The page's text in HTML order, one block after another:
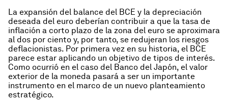
La expansión del balance del BCE y la depreciación
deseada del euro deberían contribuir a que la tasa de
inflación a corto plazo de la zona del euro se aproximara
al dos por ciento y, por tanto, se redujeran los riesgos
deflacionistas. Por primera vez en su historia, el BCE
parece estar aplicando un objetivo de tipos de interés.
Como ocurrió en el caso del Banco del Japón, el valor
exterior de la moneda pasará a ser un importante
instrumento en el marco de un nuevo planteamiento
estratégico.